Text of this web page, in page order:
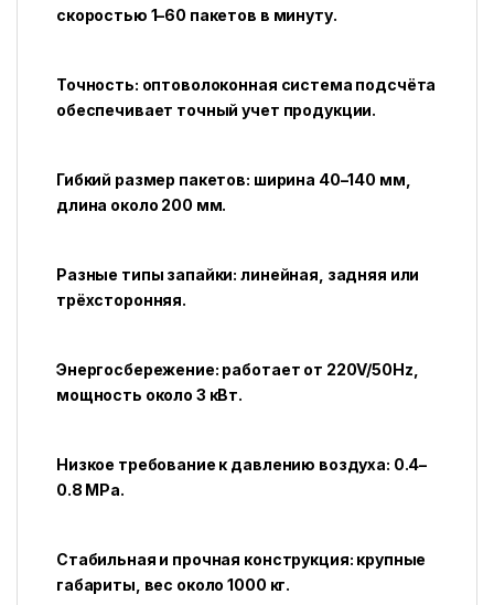
скоростью 1–60 пакетов в минуту.
Точность: оптоволоконная система подсчёта
обеспечивает точный учет продукции.
Гибкий размер пакетов: ширина 40–140 мм,
длина около 200 мм.
Разные типы запайки: линейная, задняя или
трёхсторонняя.
Энергосбережение: работает от 220V/50Hz,
мощность около 3 кВт.
Низкое требование к давлению воздуха: 0.4–
0.8 MPa.
Стабильная и прочная конструкция: крупные
габариты, вес около 1000 кг.